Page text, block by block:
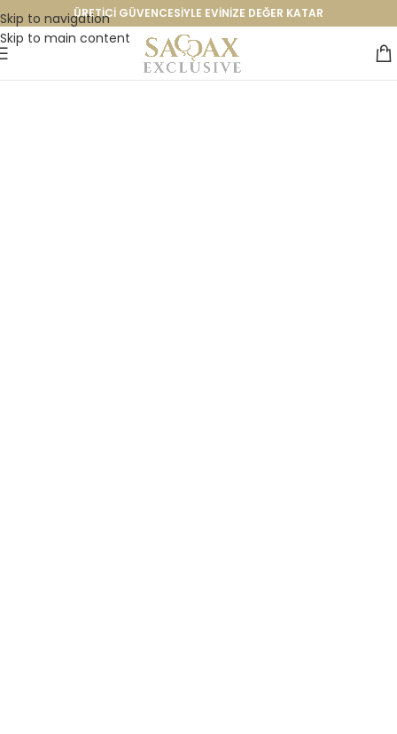
Skip to navigation
Skip to main content
ÜRETİCİ GÜVENCESİYLE EVİNİZE DEĞER KATAR